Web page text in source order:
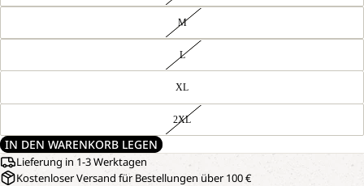
M
L
XL
2XL
IN DEN WARENKORB LEGEN
Lieferung in 1-3 Werktagen
Kostenloser Versand für Bestellungen über 100 €